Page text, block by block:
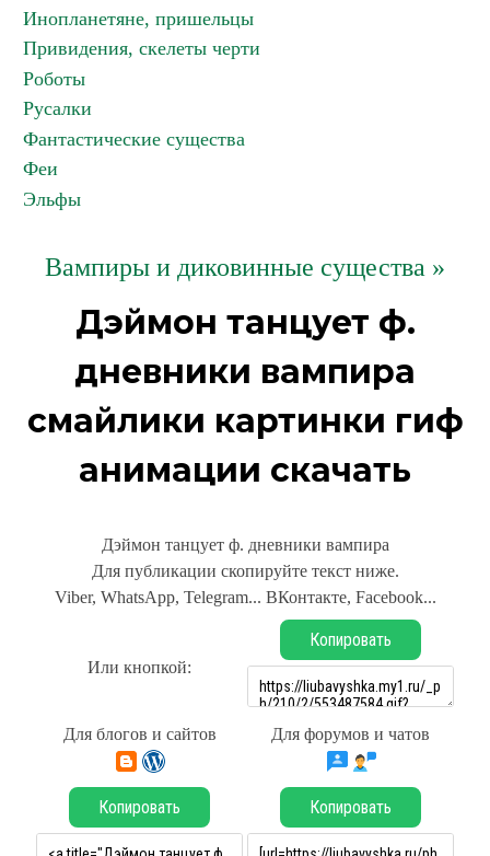
Инопланетяне, пришельцы
Привидения, скелеты черти
Роботы
Русалки
Фантастические существа
Феи
Эльфы
Вампиры и диковинные существа »
Дэймон танцует ф.
дневники вампира
смайлики картинки гиф
анимации скачать
Дэймон танцует ф. дневники вампира
Для публикации скопируйте текст ниже.
Viber, WhatsApp, Telegram... ВКонтакте, Facebook...
Или кнопкой:
Копировать
Для блогов и сайтов Для форумов и чатов
Копировать Копировать